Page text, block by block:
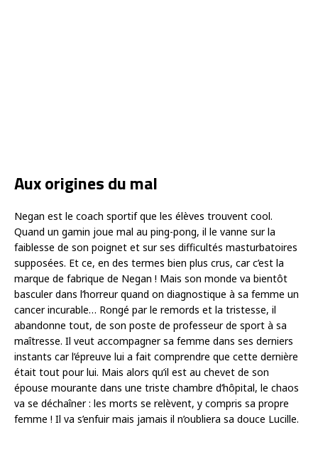
Aux origines du mal
Negan est le coach sportif que les élèves trouvent cool.
Quand un gamin joue mal au ping-pong, il le vanne sur la
faiblesse de son poignet et sur ses difficultés masturbatoires
supposées. Et ce, en des termes bien plus crus, car c’est la
marque de fabrique de Negan ! Mais son monde va bientôt
basculer dans l’horreur quand on diagnostique à sa femme un
cancer incurable… Rongé par le remords et la tristesse, il
abandonne tout, de son poste de professeur de sport à sa
maîtresse. Il veut accompagner sa femme dans ses derniers
instants car l’épreuve lui a fait comprendre que cette dernière
était tout pour lui. Mais alors qu’il est au chevet de son
épouse mourante dans une triste chambre d’hôpital, le chaos
va se déchaîner : les morts se relèvent, y compris sa propre
femme ! Il va s’enfuir mais jamais il n’oubliera sa douce Lucille.